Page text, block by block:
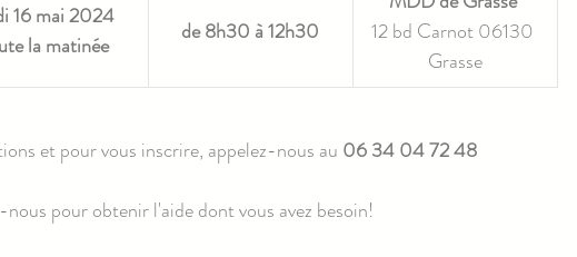
16 mai 2024
la matinée
de 8h30 à 12h30
12 bd Carnot 06130
Grasse
et pour vous inscrire, appelez-nous au 06 34 04 72 48
pour obtenir l'aide dont vous avez besoin!